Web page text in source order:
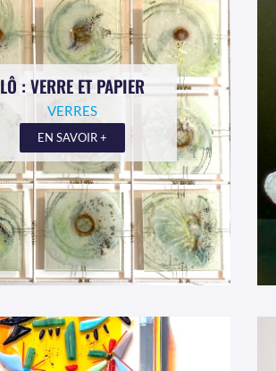
LÔ : VERRE ET PAPIER
VERRES
EN SAVOIR +